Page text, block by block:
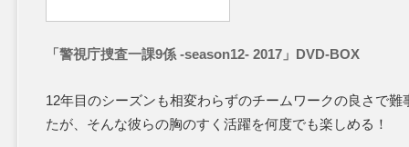
「警視庁捜査一課9係 -season12- 2017」DVD-BOX
12年目のシーズンも相変わらずのチームワークの良さで
たが、そんな彼らの胸のすく活躍を何度でも楽しめる！